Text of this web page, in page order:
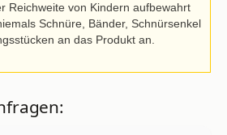
Reichweite von Kindern aufbewahrt
Schnüre, Bänder, Schnürsenkel
an das Produkt an.